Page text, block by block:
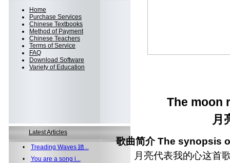
Home
Purchase Services
Chinese Textbooks
Method of Payment
Chinese Teachers
Terms of Service
FAQ
Download Software
Variety of Education
Latest Articles
• Treading Waves 踏...
• You are a song i...
The moon
月
歌曲简介 The synopsis
月亮代表我的心这首歌